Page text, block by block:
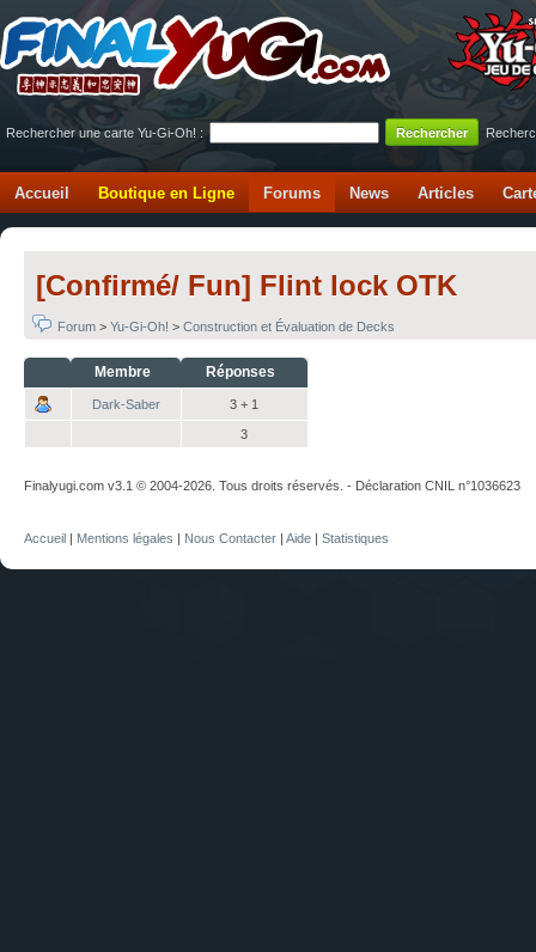
Rechercher une carte Yu-Gi-Oh! :
Accueil Boutique en Ligne Forums News Articles
[Confirmé/ Fun] Flint lock OTK
Forum > Yu-Gi-Oh! > Construction et Évaluation de Decks
Membre Réponses
Dark-Saber 3 + 1
3
Finalyugi.com v3.1 © 2004-2026. Tous droits réservés. - Déclaration CNIL n°1036623
Accueil | Mentions légales | Nous Contacter | Aide | Statistiques